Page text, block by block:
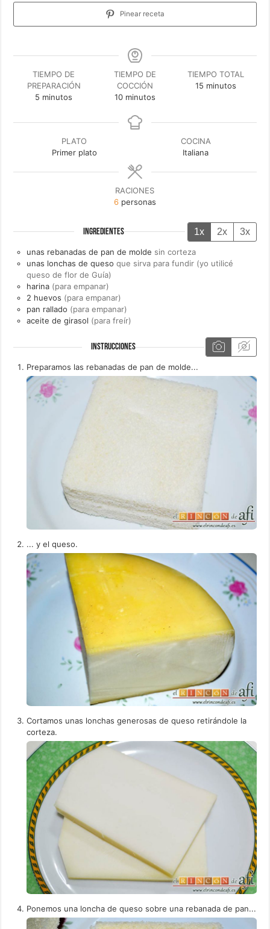
Pinear receta
TIEMPO DE
PREPARACIÓN
5 minutos
minutos
TIEMPO DE
COCCIÓN
10minutos
minutos
TIEMPO TOTAL
15 minutos
minutos
PLATO
Primer plato
COCINA
Italiana
RACIONES
6 personas
INGREDIENTES 1x 2x 3x
unas rebanadas de pan de molde sin corteza
unas lonchas de queso que sirva para fundir (yo utilicé
queso de flor de Guía)
harina (para empanar)
2 huevos (para empanar)
pan rallado (para empanar)
aceite de girasol (para freír)
INSTRUCCIONES
Preparamos las rebanadas de pan de molde...
... y el queso.
Cortamos unas lonchas generosas de queso retirándole la
corteza.
Ponemos una loncha de queso sobre una rebanada de pan...